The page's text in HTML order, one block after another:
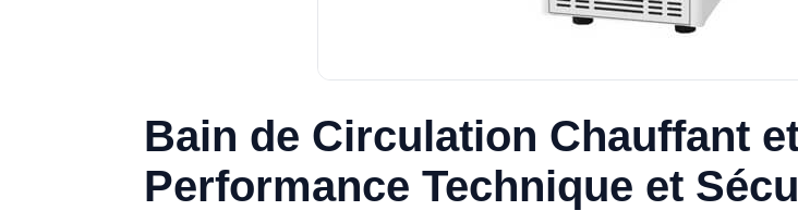
Bain de Circulation Chauffant
Performance Technique et